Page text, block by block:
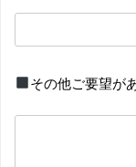
その他ご要望が